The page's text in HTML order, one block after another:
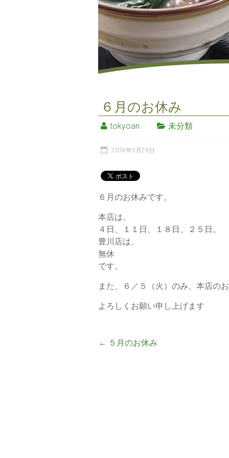
６月のお休み
tokyoan 未分類
2018年5月29日
６月のお休みです。
本店は、
４日、１１日、１８日、２５日。
豊川店は、
無休
です。
また、６／５（火）のみ、本店の
よろしくお願い申し上げます
← ５月のお休み